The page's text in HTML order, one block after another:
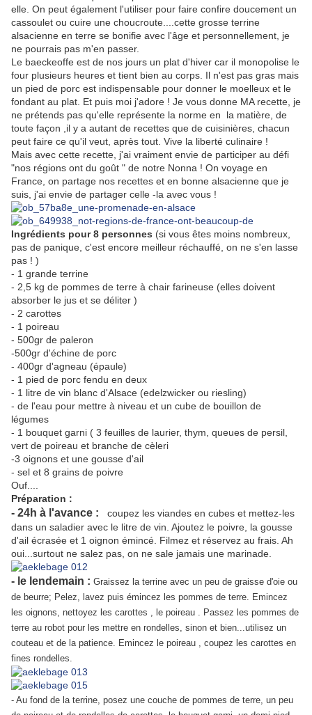
elle. On peut également l'utiliser pour faire confire doucement un
cassoulet ou cuire une choucroute....cette grosse terrine
alsacienne en terre se bonifie avec l'âge et personnellement, je
ne pourrais pas m'en passer.
Le baeckeoffe est de nos jours un plat d'hiver car il monopolise le
four plusieurs heures et tient bien au corps. Il n'est pas gras mais
un pied de porc est indispensable pour donner le moelleux et le
fondant au plat. Et puis moi j'adore ! Je vous donne MA recette, je
ne prétends pas qu'elle représente la norme en la matière, de
toute façon ,il y a autant de recettes que de cuisinières, chacun
peut faire ce qu'il veut, après tout. Vive la liberté culinaire !
Mais avec cette recette, j'ai vraiment envie de participer au défi
"nos régions ont du goût " de notre Nonna ! On voyage en
France, on partage nos recettes et en bonne alsacienne que je
suis, j'ai envie de partager celle -la avec vous !
Ingrédients pour 8 personnes (si vous êtes moins nombreux,
pas de panique, c'est encore meilleur réchauffé, on ne s'en lasse
pas ! )
- 1 grande terrine
- 2,5 kg de pommes de terre à chair farineuse (elles doivent
absorber le jus et se déliter )
- 2 carottes
- 1 poireau
- 500gr de paleron
-500gr d'échine de porc
- 400gr d'agneau (épaule)
- 1 pied de porc fendu en deux
- 1 litre de vin blanc d'Alsace (edelzwicker ou riesling)
- de l'eau pour mettre à niveau et un cube de bouillon de
légumes
- 1 bouquet garni ( 3 feuilles de laurier, thym, queues de persil,
vert de poireau et branche de cèleri
-3 oignons et une gousse d'ail
- sel et 8 grains de poivre
Ouf....
Préparation :
- 24h à l'avance :
coupez les viandes en cubes et mettez-les
dans un saladier avec le litre de vin. Ajoutez le poivre, la gousse
d'ail écrasée et 1 oignon émincé. Filmez et réservez au frais. Ah
oui...surtout ne salez pas, on ne sale jamais une marinade.
- le lendemain : Graissez la terrine avec un peu de graisse d'oie ou
de beurre; Pelez, lavez puis émincez les pommes de terre. Emincez
les oignons, nettoyez les carottes , le poireau . Passez les pommes de
terre au robot pour les mettre en rondelles, sinon et bien...utilisez un
couteau et de la patience. Emincez le poireau , coupez les carottes en
fines rondelles.
- Au fond de la terrine, posez une couche de pommes de terre, un peu